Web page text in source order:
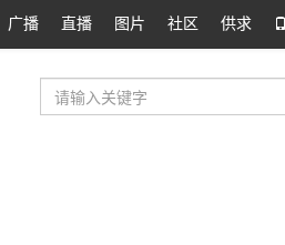
广播 直播 图片 社区 供求